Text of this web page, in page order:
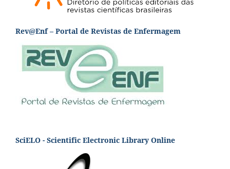
Rev@Enf – Portal de Revistas de Enfermagem
SciELO - Scientific Electronic Library Online